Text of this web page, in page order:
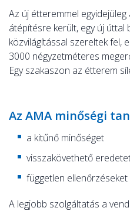
Az új étteremmel
átépítésre került, egy új úttal
közvilágítással szereltek fel,
3000 négyzetméteres
Egy szakaszon az étterem
Az AMA minőségi
a kitűnő minőséget
visszakövethető
független ellenőrzéseket
A legjobb szolgáltatás a